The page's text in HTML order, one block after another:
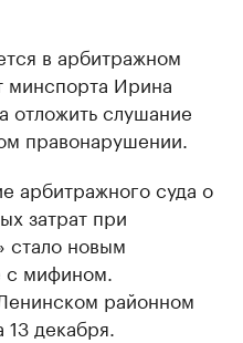
в арбитражном
минспорта Ирина
отложить слушание
правонарушении.
арбитражного суда о
затрат при
стало новым
с мифином.
районном
декабря.